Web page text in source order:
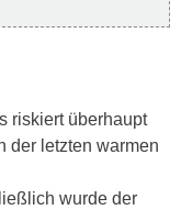
riskiert überhaupt
der letzten warmen
wurde der